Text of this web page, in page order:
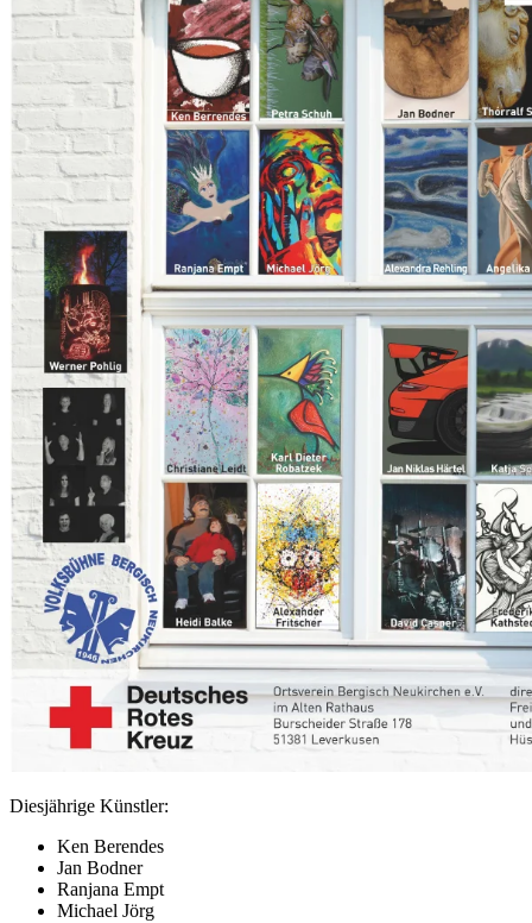
Diesjährige Künstler:
Ken Berendes
Jan Bodner
Ranjana Empt
Michael Jörg